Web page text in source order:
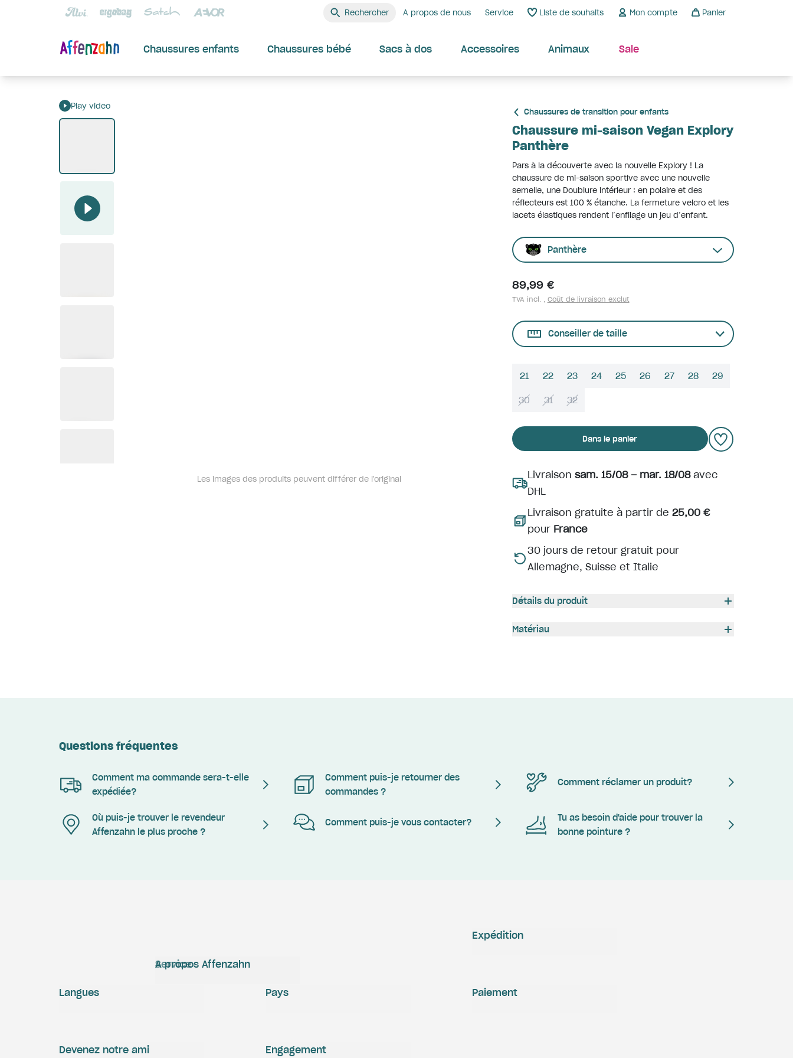
Rechercher A propos de nous Service Liste de souhaits Mon compte Panier
Chaussures enfants Chaussures bébé Sacs à dos Accessoires Animaux Sale
Play video
Les images des produits peuvent différer de l'original
Chaussures de transition pour enfants
Chaussure mi-saison Vegan Explory
Panthère
Pars à la découverte avec la nouvelle Explory ! La
chaussure de mi-saison sportive avec une nouvelle
semelle, une Doublure intérieur : en polaire et des
réflecteurs est 100 % étanche. La fermeture velcro et les
lacets élastiques rendent l’enfilage un jeu d’enfant.
Panthère
89,99 €
TVA incl. , Coût de livraison exclut
Conseiller de taille
21 22 23 24 25 26 27 28 29
30 31 32
Dans le panier
Livraison sam. 15/08 – mar. 18/08avec
DHL
Livraison gratuite à partir de 25,00 €
pour France
30 jours de retour gratuit pour
Allemagne, Suisse et Italie
Détails du produit
Matériau
Questions fréquentes
Comment ma commande sera-t-elle
expédiée?
Comment puis-je retourner des
commandes ?
Comment réclamer un produit?
Où puis-je trouver le revendeur
Affenzahn le plus proche ?
Comment puis-je vous contacter?
Tu as besoin d'aide pour trouver la
bonne pointure ?
Service
A propos Affenzahn
Expédition
Paiement
Engagement
Devenez notre ami
Langues Pays